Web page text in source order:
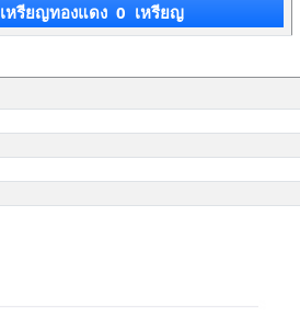
เหรียญทองแดง 0 เหรียญ